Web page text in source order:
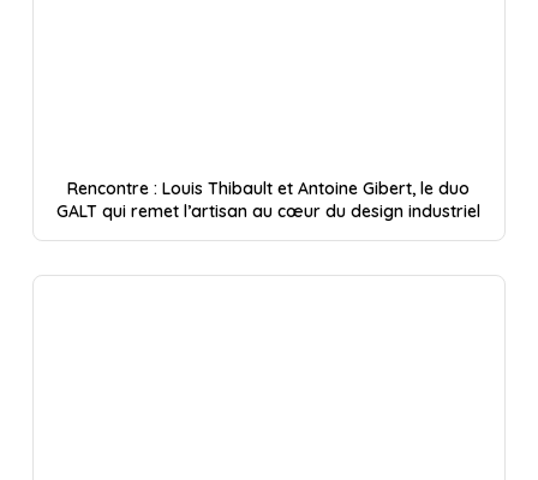
Rencontre : Louis Thibault et Antoine Gibert, le duo
GALT qui remet l’artisan au cœur du design industriel